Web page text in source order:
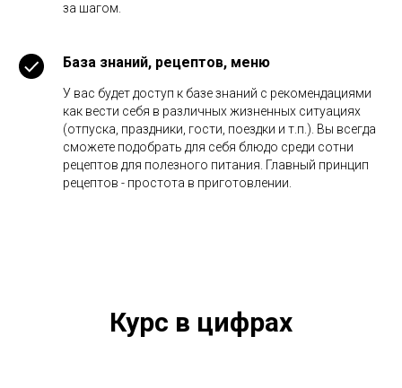
за шагом.
База знаний, рецептов, меню
У вас будет доступ к базе знаний с рекомендациями
как вести себя в различных жизненных ситуациях
(отпуска, праздники, гости, поездки и т.п.). Вы всегда
сможете подобрать для себя блюдо среди сотни
рецептов для полезного питания. Главный принцип
рецептов - простота в приготовлении.
Курс в цифрах